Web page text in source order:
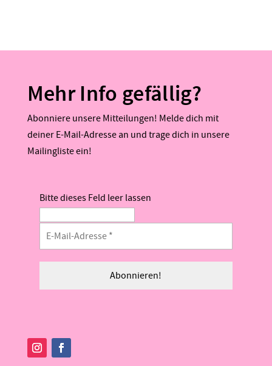
Mehr Info gefällig?
Abonniere unsere Mitteilungen! Melde dich mit
deiner E-Mail-Adresse an und trage dich in unsere
Mailingliste ein!
Bitte dieses Feld leer lassen